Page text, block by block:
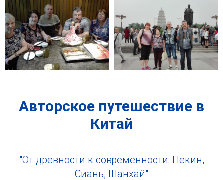
Авторское путешествие в
Китай
"От древности к современности: Пекин,
Сиань, Шанхай"